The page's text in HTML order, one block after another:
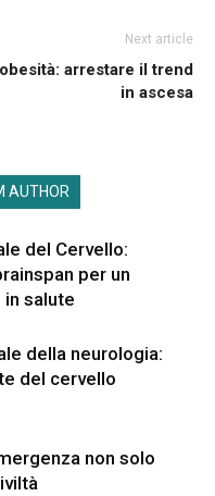
Next article
arrestare il trend
in ascesa
AUTHOR
del Cervello:
per un
salute
della neurologia:
del cervello
non solo